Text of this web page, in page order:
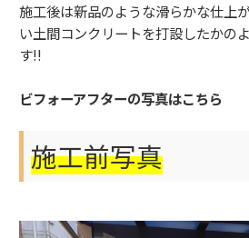
施工後は新品のような滑らかな仕上
い土間コンクリートを打設したかの
す!!
ビフォーアフターの写真はこちら
施工前写真